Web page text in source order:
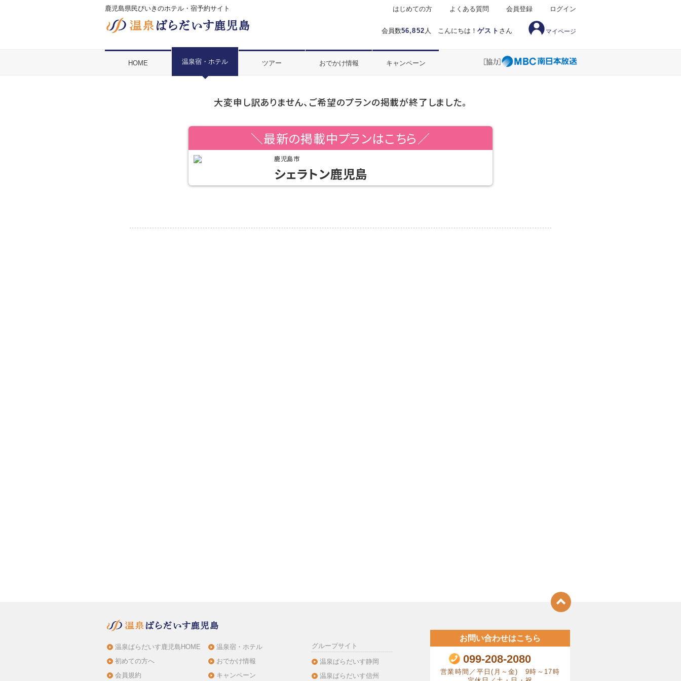
鹿児島県民びいきのホテル・宿予約サイト
会員数56,852 人 こんにちは！ゲスト さん マイページ
はじめての方 よくある質問 会員登録 ログイン
HOME 温泉宿・ホテル ツアー おでかけ情報 キャンペーン
大変申し訳ありません、ご希望のプランの掲載が終了しました。
＼最新の掲載中プランはこちら／
鹿児島市
シェラトン鹿児島
温泉ぱらだいす鹿児島HOME
初めての方へ
会員規約
温泉宿・ホテル
おでかけ情報
キャンペーン
グループサイト
温泉ぱらだいす静岡
温泉ぱらだいす信州
お問い合わせはこちら
099-208-2080
営業時間／平日(月～金) 9時～17時